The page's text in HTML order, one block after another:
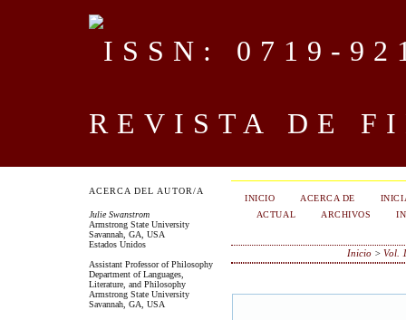
REVISTA DE
ACERCA DEL AUTOR/A
Julie Swanstrom
Armstrong State University
Savannah, GA, USA
Estados Unidos
Assistant Professor of Philosophy
Department of Languages,
Literature, and Philosophy
Armstrong State University
Savannah, GA, USA
INICIO ACERCA DE
ACTUAL
ARCHIVOS
Inicio> Vol.